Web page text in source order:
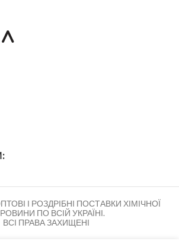
І РОЗДРІБНІ ПОСТАВКИ ХІМІЧНОЇ
ПО ВСІЙ УКРАЇНІ.
ВСІ ПРАВА ЗАХИЩЕНІ